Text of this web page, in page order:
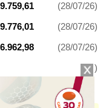
(28/07/26)
(28/07/26)
(28/07/26)
(28/07/26)